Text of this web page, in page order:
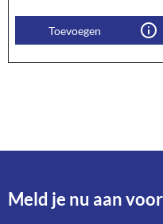
Toevoegen
Meld je nu aan